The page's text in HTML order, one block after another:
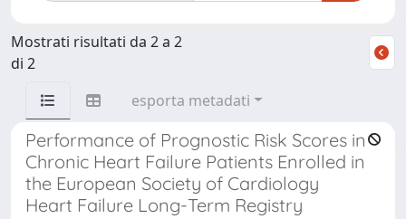
Mostrati risultati da 2 a 2
di 2
esporta metadati
Performance of Prognostic Risk Scores in
Chronic Heart Failure Patients Enrolled in
the European Society of Cardiology
Heart Failure Long-Term Registry